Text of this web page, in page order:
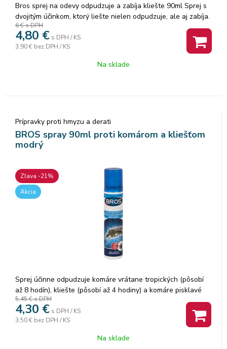
Bros sprej na odevy odpudzuje a zabíja kliešte 90ml Sprej s
dvojitým účinkom, ktorý liešte nielen odpudzuje, ale aj zabíja.
Nanáša sa na odev a obuv a účinkuje okamžite. Má dlhodobý
účinok a pri použití na oblečenie chráni až 20 dní
6 €s DPH
4,80 € s DPH / KS
3,90 € bez DPH / KS
Na sklade
Prípravky proti hmyzu a derati
BROS spray 90ml proti komárom a kliešťom
modrý
Zľava -21%
Akcia
Sprej účinne odpudzuje komáre vrátane tropických (pôsobí
až 8 hodín), kliešte (pôsobí až 4 hodiny) a komáre pisklavé
(pôsobí až 6 hodín).
5,45 €s DPH
4,30 € s DPH / KS
3,50 € bez DPH / KS
Na sklade